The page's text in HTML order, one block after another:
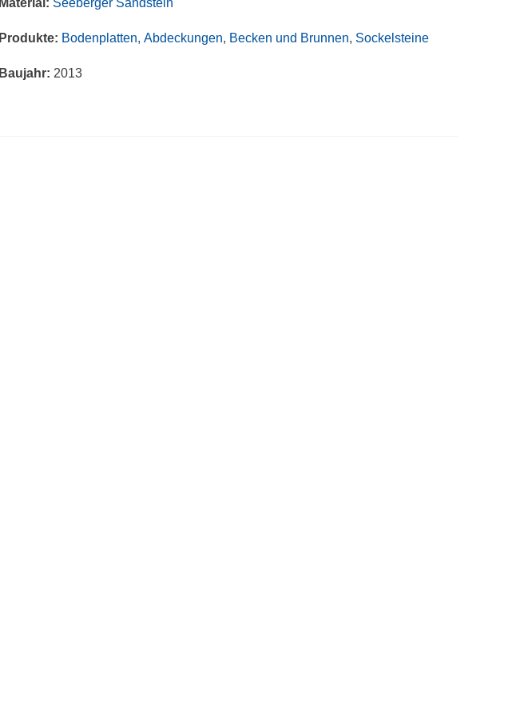
Material: Seeberger Sandstein
Produkte: Bodenplatten, Abdeckungen, Becken und Brunnen, Sockelsteine
Baujahr: 2013